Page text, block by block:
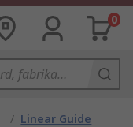
0
/ Linear Guide